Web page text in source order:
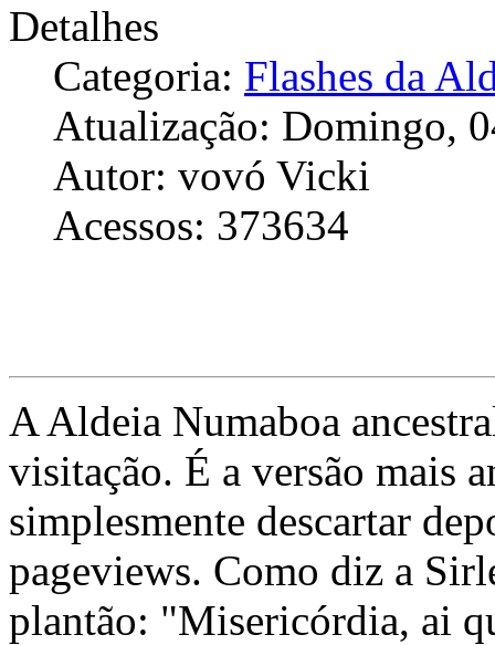
Detalhes
Categoria: Flashes da
Atualização: Domingo,
Autor: vovó Vicki
Acessos: 373634
A Aldeia Numaboa
visitação. É a versão mais
simplesmente descartar
pageviews. Como diz a
plantão: "Misericórdia, ai